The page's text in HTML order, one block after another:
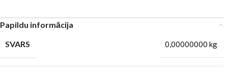
Papildu informācija
SVARS
0,00000000 kg